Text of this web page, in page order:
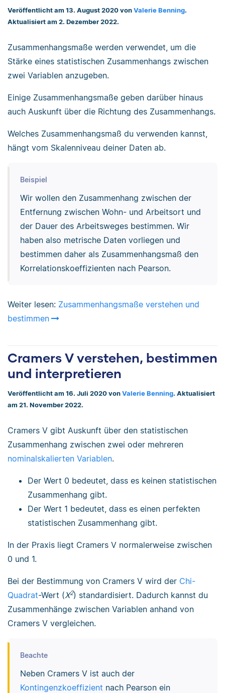
Veröffentlicht am 13. August 2020 von Valerie Benning.
Aktualisiert am 2. Dezember 2022.
Zusammenhangsmaße werden verwendet, um die
Stärke eines statistischen Zusammenhangs zwischen
zwei Variablen anzugeben.
Einige Zusammenhangsmaße geben darüber hinaus
auch Auskunft über die Richtung des Zusammenhangs.
Welches Zusammenhangsmaß du verwenden kannst,
hängt vom Skalenniveau deiner Daten ab.
Beispiel
Wir wollen den Zusammenhang zwischen der
Entfernung zwischen Wohn- und Arbeitsort und
der Dauer des Arbeitsweges bestimmen. Wir
haben also metrische Daten vorliegen und
bestimmen daher als Zusammenhangsmaß den
Korrelationskoeffizienten nach Pearson.
Weiter lesen: Zusammenhangsmaße verstehen und
bestimmen
Cramers V verstehen, bestimmen
und interpretieren
Veröffentlicht am 16. Juli 2020 von Valerie Benning. Aktualisiert
am 21. November 2022.
Cramers V gibt Auskunft über den statistischen
Zusammenhang zwischen zwei oder mehreren
nominalskalierten Variablen.
Der Wert 0 bedeutet, dass es keinen statistischen
Zusammenhang gibt.
Der Wert 1 bedeutet, dass es einen perfekten
statistischen Zusammenhang gibt.
In der Praxis liegt Cramers V normalerweise zwischen
0 und 1.
Bei der Bestimmung von Cramers V wird der Chi-
Quadrat-Wert (X2) standardisiert. Dadurch kannst du
Zusammenhänge zwischen Variablen anhand von
Cramers V vergleichen.
Beachte
Neben Cramers V ist auch der
Kontingenzkoeffizient nach Pearson ein